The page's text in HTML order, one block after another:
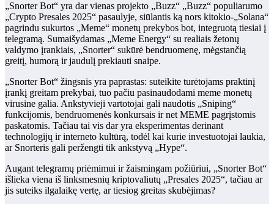
„Snorter Bot“ yra dar vienas projekto „Buzz“ „Buzz“ populiarumo
„Crypto Presales 2025“ pasaulyje, siūlantis ką nors kitokio-„Solana“
pagrindu sukurtos „Meme“ monetų prekybos bot, integruotą tiesiai į
telegramą. Sumaišydamas „Meme Energy“ su realiais žetonų
valdymo įrankiais, „Snorter“ sukūrė bendruomenę, mėgstančią
greitį, humorą ir jaudulį prekiauti snaipe.
„Snorter Bot“ žingsnis yra paprastas: suteikite turėtojams praktinį
įrankį greitam prekybai, tuo pačiu pasinaudodami meme monetų
virusine galia. Ankstyvieji vartotojai gali naudotis „Sniping“
funkcijomis, bendruomenės konkursais ir net MEME pagrįstomis
paskatomis. Tačiau tai vis dar yra eksperimentas derinant
technologijų ir interneto kultūrą, todėl kai kurie investuotojai laukia,
ar Snorteris gali peržengti tik ankstyvą „Hype“.
Augant telegramų priėmimui ir žaismingam požiūriui, „Snorter Bot“
išlieka viena iš linksmesnių kriptovaliutų „Presales 2025“, tačiau ar
jis suteiks ilgalaikę vertę, ar tiesiog greitas skubėjimas?